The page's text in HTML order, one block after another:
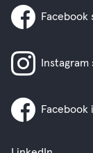
Facebook
Instagram
Facebook